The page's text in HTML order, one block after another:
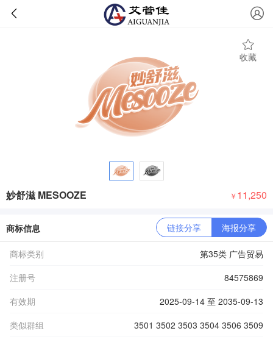
收藏
妙舒滋 MESOOZE ￥ 11,250
商标信息 链接分享 海报分享
商标类别
第35类 广告贸易
注册号
84575869
有效期
2025-09-14 至 2035-09-13
类似群组
3501 3502 3503 3504 3506 3509